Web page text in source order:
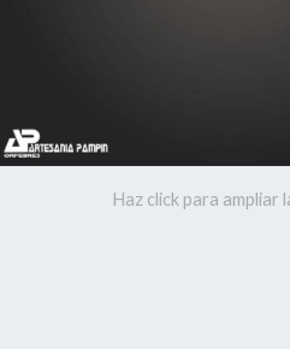
Haz click para ampliar